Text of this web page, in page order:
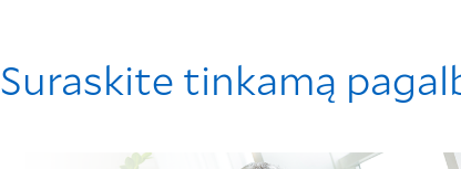
Suraskite tinkamą